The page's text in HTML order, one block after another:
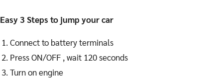
Easy 3 Steps to jump your car
Connect to battery terminals
Press ON/OFF , wait 120 seconds
Turn on engine